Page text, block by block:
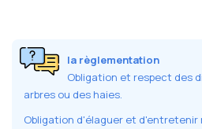
la règlementation
Obligation et respect des
arbres ou des haies.
Obligation d'élaguer et